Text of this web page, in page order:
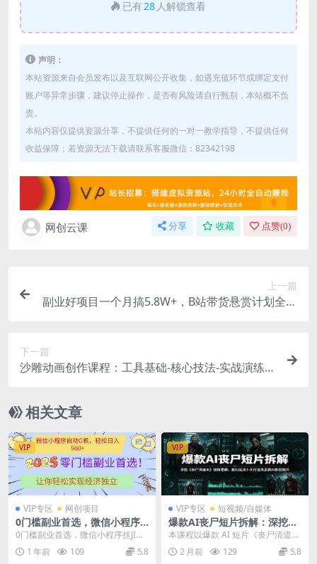
已有28 人解锁查看
声明：
本站资源来自会员发布以及互联网公开收集，如遇充值环节或绑定支付
账户等异常步骤，建议停止操作，是否有风险请自行甄别，本站概不负
责。
本站内容仅提供资源分享，不提供任何的一对一教学指导，不提供任何
收益保障；若资源无法下载请联系客服微信：82342198
网创云课 分享 收藏 点赞(0)
上一篇
副业好项目一个月搞5.8W+，B站带货悬赏计划全流
下一篇
沙雕动画创作课程：工具基础-核心技法-实战演练
相关文章
VIP
VIP专区 网创项目
0门槛副业首选，微信小程序
挂JI，让你轻松实现经济独立
【揭秘】
0门槛副业首选，微信小程序挂JI，
让你轻松实现经济独立【揭秘】 项
目为揭秘，项目...
1 年前 109 5.8
VIP
VIP专区 短视频/自媒体
爆款AI丧尸短片拆解：深挖
《丧尸清道夫》创作逻辑，复
刻玩法快速打造高品质AI影视
短片
本课程以爆款 AI 短片《丧尸清道
夫》作为核心拆解案例，对标国产
AI 影视优质...
2 月前 129 5.8